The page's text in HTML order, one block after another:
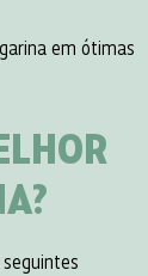
em ótimas